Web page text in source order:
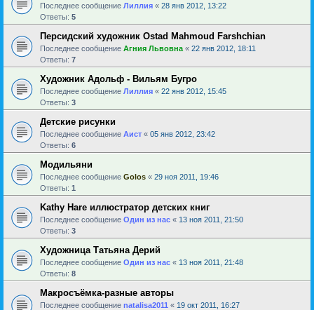
Последнее сообщение Лиллия « 28 янв 2012, 13:22
Ответы: 5
Персидский художник Ostad Mahmoud Farshchian
Последнее сообщение Агния Львовна « 22 янв 2012, 18:11
Ответы: 7
Художник Адольф - Вильям Бугро
Последнее сообщение Лиллия « 22 янв 2012, 15:45
Ответы: 3
Детские рисунки
Последнее сообщение Аист « 05 янв 2012, 23:42
Ответы: 6
Модильяни
Последнее сообщение Golos « 29 ноя 2011, 19:46
Ответы: 1
Kathy Hare иллюстратор детских книг
Последнее сообщение Один из нас « 13 ноя 2011, 21:50
Ответы: 3
Художница Татьяна Дерий
Последнее сообщение Один из нас « 13 ноя 2011, 21:48
Ответы: 8
Макросъёмка-разные авторы
Последнее сообщение natalisa2011 « 19 окт 2011, 16:27